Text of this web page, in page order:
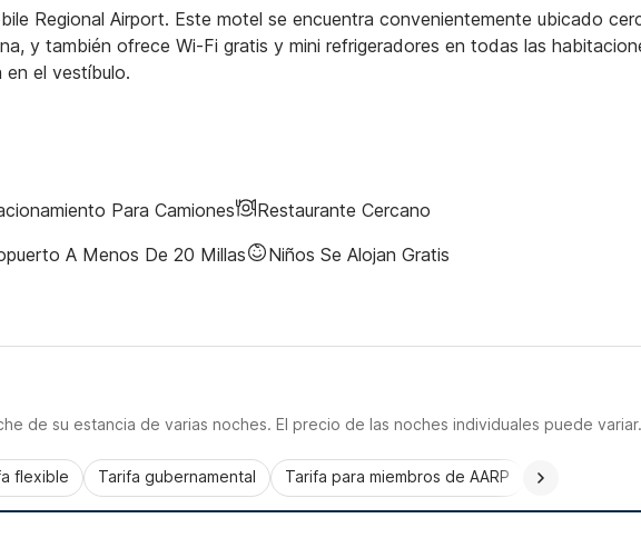
Regional Airport. Este motel se encuentra convenientemente ubicado
y también ofrece Wi-Fi gratis y mini refrigeradores en todas las
en el vestíbulo.
Para Camiones
Restaurante Cercano
A Menos De 20 Millas Niños Se Alojan Gratis
de su estancia de varias noches. El precio de las noches individuales puede variar.
flexible Tarifa gubernamental Tarifa para miembros de AARP